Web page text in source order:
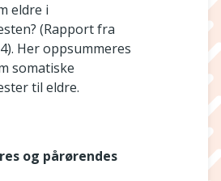
eldre i
(Rapport fra
Her oppsummeres
somatiske
til eldre.
og pårørendes